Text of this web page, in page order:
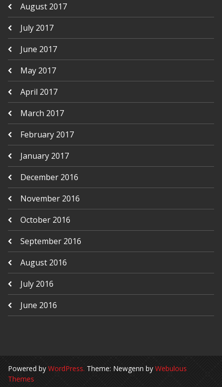
August 2017
July 2017
June 2017
May 2017
April 2017
March 2017
February 2017
January 2017
December 2016
November 2016
October 2016
September 2016
August 2016
July 2016
June 2016
Powered by WordPress. Theme: Newgenn by Webulous
Themes